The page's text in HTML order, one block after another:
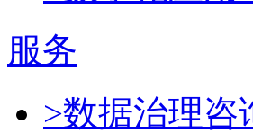
服务
>数据治理咨